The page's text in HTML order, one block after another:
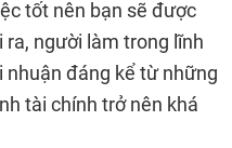
tốt nên bạn sẽ được
người làm trong lĩnh
đáng kể từ những
tài chính trở nên khá